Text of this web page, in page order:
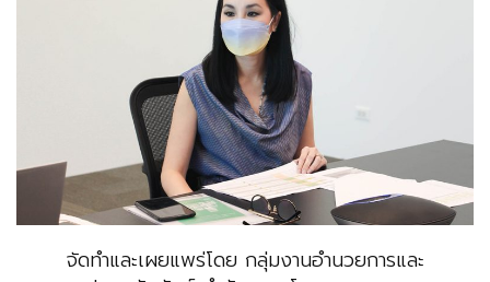
จัดทำและเผยแพร่โดย กลุ่มงานอำนวยการและ